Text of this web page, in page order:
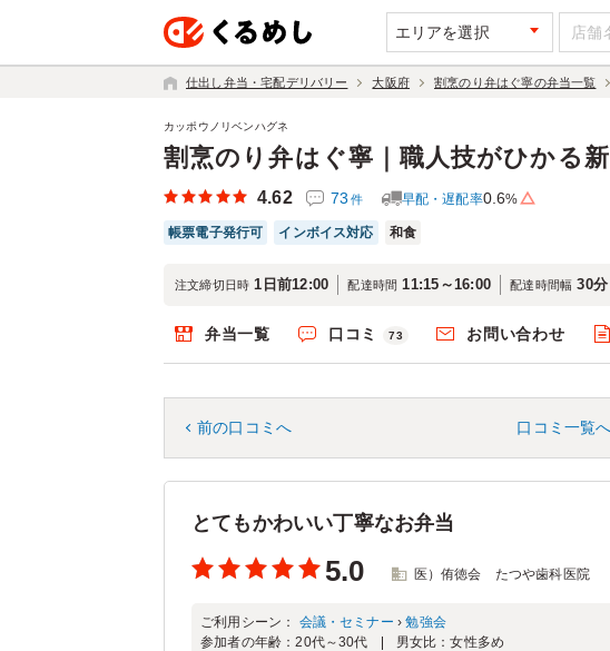
エリアを選択
仕出し弁当・宅配デリバリー 大阪府 割烹のり弁はぐ寧の弁当一覧
割烹のり弁はぐ寧｜職人技がひかる
カッポウノリベンハグネ
4.62 73 件 早配・遅配率0.6%
帳票電子発行可 インボイス対応 和食
注文締切日時 1日前12:00 配達時間 11:15～16:00 配達時間幅 30分
弁当一覧 口コミ 73 お問い合わせ
前の口コミへ 口コミ一覧へ
とてもかわいい丁寧なお弁当
5.0 医）侑徳会 たつや歯科医院
ご利用シーン： 会議・セミナー ›勉強会
参加者の年齢：20代～30代 男女比：女性多め